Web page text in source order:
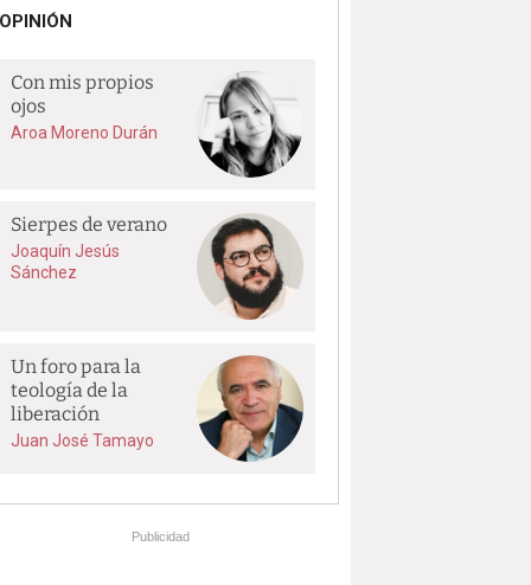
OPINIÓN
Con mis propios
ojos
Aroa Moreno Durán
Sierpes de verano
Joaquín Jesús
Sánchez
Un foro para la
teología de la
liberación
Juan José Tamayo
Publicidad